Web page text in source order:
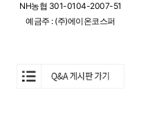
NH농협 301-0104-2007-51
예금주 : (주)에이온코스퍼